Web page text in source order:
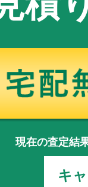
現在の査定結
キ